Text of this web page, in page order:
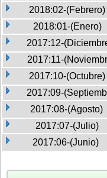
2018:02-(Febrero)
2018:01-(Enero)
2017:12-
2017:11-
2017:10-(Octubre)
2017:09-
2017:08-(Agosto)
2017:07-(Julio)
2017:06-(Junio)